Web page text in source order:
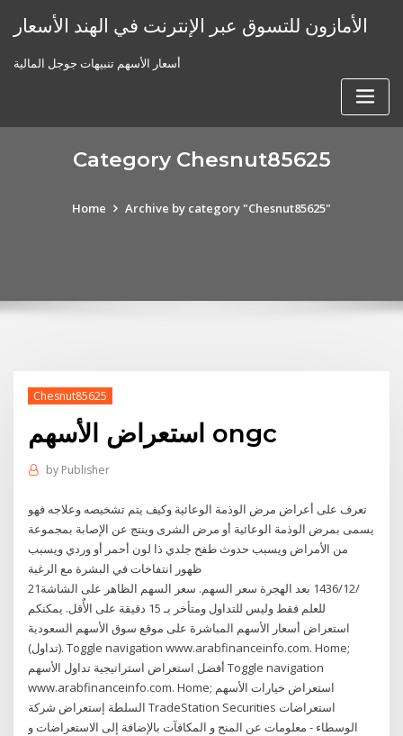
الأمازون للتسوق عبر الإنترنت في الهند الأسعار
أسعار الأسهم تنبيهات جوجل المالية
Category Chesnut85625
Home Archive by category "Chesnut85625"
Chesnut85625
استعراض الأسهم ongc
by Publisher
تعرف على أعراض مرض الوذمة الوعائية وكيف يتم تشخيصه وعلاجه فهو
يسمى بمرض الوذمة الوعائية أو مرض الشرى وينتج عن الإصابة بمجموعة
من الأمراض ويسبب حدوث طفح جلدي ذا لون أحمر أو وردي ويسبب
ظهور انتفاخات في البشرة مع الرغبة
21‏‏/12‏‏/1436 بعد الهجرة سعر السهم. سعر السهم الظاهر على الشاشة
للعلم فقط وليس للتداول ومتأخر بـ 15 دقيقة على الأٌقل. يمكنكم
استعراض أسعار الأسهم المباشرة على موقع سوق الأسهم السعودية
(تداول). Toggle navigation www.arabfinanceinfo.com. Home;
أفضل استعراض استراتيجية تداول الأسهم Toggle navigation
www.arabfinanceinfo.com. Home; استعراض خيارات الأسهم
السلطة إستعراض شرکة TradeStation Securities استعراضات
الوسطاء - معلومات عن المنح و المكافآت بالإضافة إلی الاستعراضات و